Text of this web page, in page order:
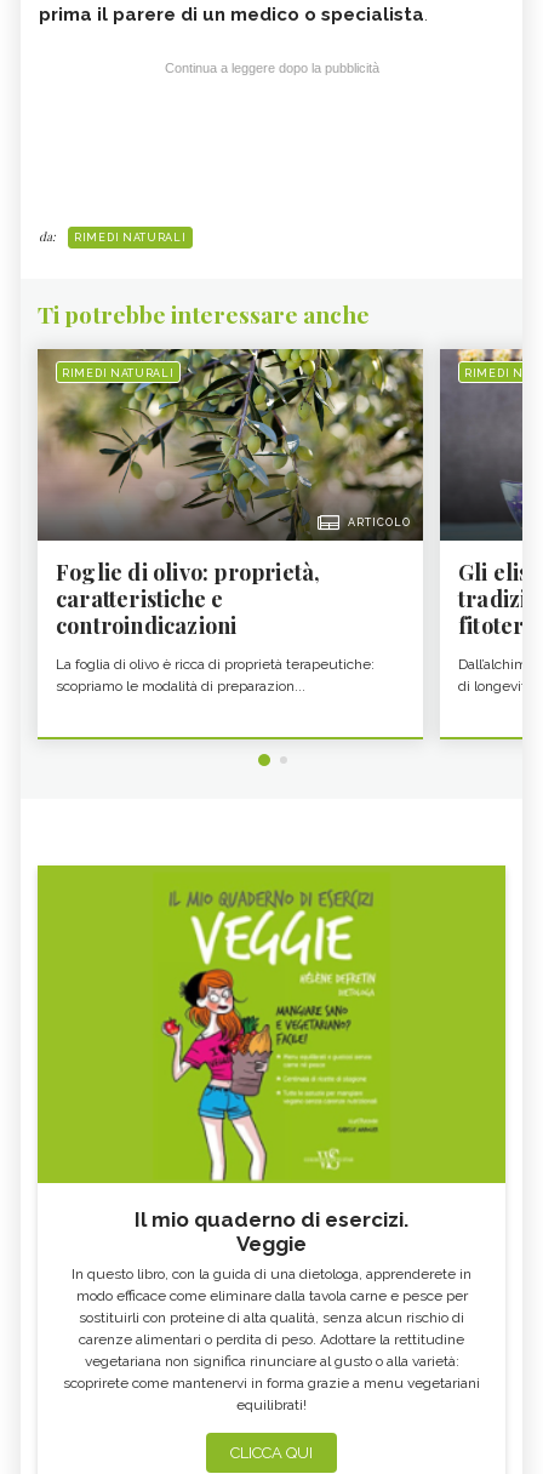
prima il parere di un medico o specialista.
Continua a leggere dopo la pubblicità
da: RIMEDI NATURALI
Ti potrebbe interessare anche
RIMEDI NATURALI
ARTICOLO
Foglie di olivo: proprietà,
caratteristiche e
controindicazioni
La foglia di olivo è ricca di proprietà terapeutiche:
scopriamo le modalità di preparazion...
RIMEDI
Gli
fitoter...
di longevità
Il mio quaderno di esercizi.
Veggie
In questo libro, con la guida di una dietologa, apprenderete in
modo efficace come eliminare dalla tavola carne e pesce per
sostituirli con proteine di alta qualità, senza alcun rischio di
carenze alimentari o perdita di peso. Adottare la rettitudine
vegetariana non significa rinunciare al gusto o alla varietà:
scoprirete come mantenervi in forma grazie a menu vegetariani
equilibrati!
CLICCA QUI